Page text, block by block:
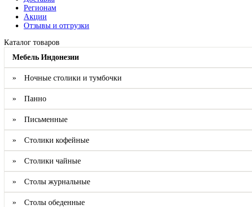
Регионам
Акции
Отзывы и отгрузки
Каталог товаров
Мебель Индонезии
» Ночные столики и тумбочки
» Панно
» Письменные
» Столики кофейные
» Столики чайные
» Столы журнальные
» Столы обеденные